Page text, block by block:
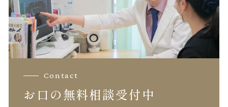
Contact
お口の無料相談受付中